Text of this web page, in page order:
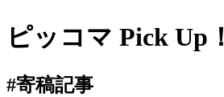
ピッコマ Pick Up！
#寄稿記事